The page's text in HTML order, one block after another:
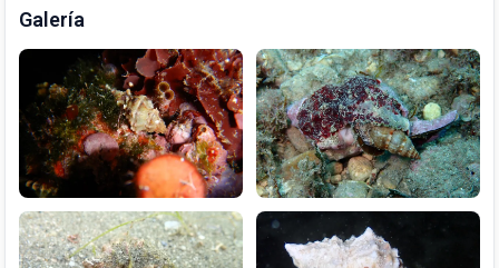
Galería